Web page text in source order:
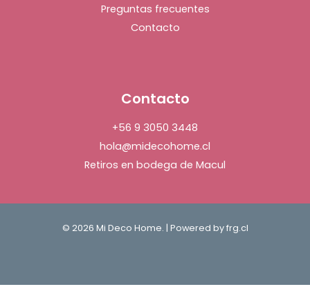
Preguntas frecuentes
Contacto
Contacto
+56 9 3050 3448
hola@midecohome.cl
Retiros en bodega de Macul
© 2026 Mi Deco Home. | Powered byfrg.cl